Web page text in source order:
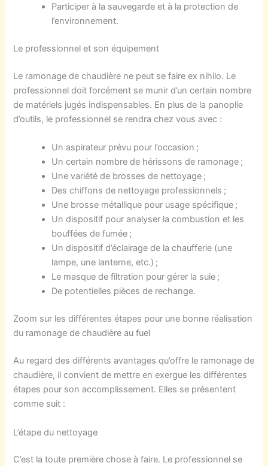
Participer à la sauvegarde et à la protection de
l’environnement.
Le professionnel et son équipement
Le ramonage de chaudière ne peut se faire ex nihilo. Le
professionnel doit forcément se munir d’un certain nombre
de matériels jugés indispensables. En plus de la panoplie
d’outils, le professionnel se rendra chez vous avec :
Un aspirateur prévu pour l’occasion ;
Un certain nombre de hérissons de ramonage ;
Une variété de brosses de nettoyage ;
Des chiffons de nettoyage professionnels ;
Une brosse métallique pour usage spécifique ;
Un dispositif pour analyser la combustion et les
bouffées de fumée ;
Un dispositif d’éclairage de la chaufferie (une
lampe, une lanterne, etc.) ;
Le masque de filtration pour gérer la suie ;
De potentielles pièces de rechange.
Zoom sur les différentes étapes pour une bonne réalisation
du ramonage de chaudière au fuel
Au regard des différents avantages qu’offre le ramonage de
chaudière, il convient de mettre en exergue les différentes
étapes pour son accomplissement. Elles se présentent
comme suit :
L’étape du nettoyage
C’est la toute première chose à faire. Le professionnel se